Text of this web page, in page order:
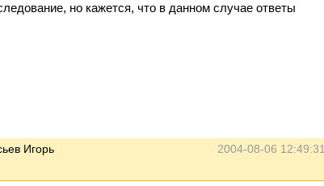
но кажется, что в данном случае ответы
2004-08-06 12:49:31
Игорь